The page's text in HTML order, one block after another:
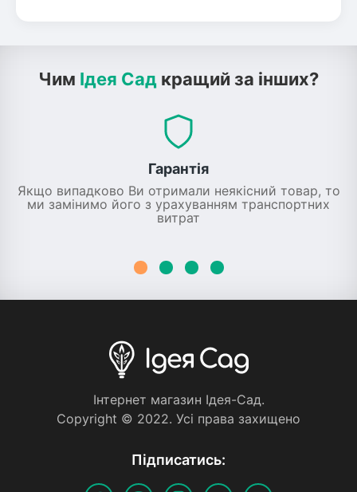
Чим Ідея Сад кращий за інших?
Гарантія
Якщо випадково Ви отримали неякісний товар, то
ми замінимо його з урахуванням транспортних
витрат
Iнтернет магазин Iдея-Сад.
Copyright © 2022. Усi права захищено
Пiдписатись: